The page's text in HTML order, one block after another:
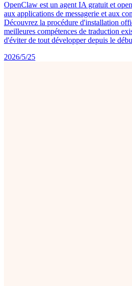
OpenClaw est un agent IA gratuit et
aux applications de messagerie et aux
Découvrez la procédure d'installation
meilleures compétences de traduction
d'éviter de tout développer depuis le
2026/5/25